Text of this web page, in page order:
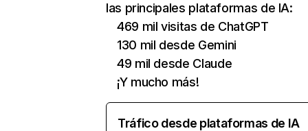
las principales plataformas de IA:
469 mil visitas de ChatGPT
130 mil desde Gemini
49 mil desde Claude
¡Y mucho más!
Tráfico desde plataformas de IA